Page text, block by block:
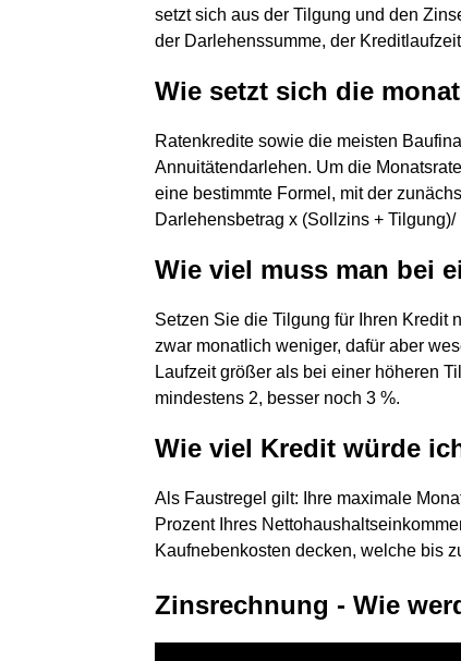
setzt sich aus der Tilgung und den
der Darlehenssumme, der
Wie setzt sich die
Ratenkredite sowie die meisten
Annuitätendarlehen. Um die
eine bestimmte Formel, mit der
Darlehensbetrag x (Sollzins +
Wie viel muss man bei
Setzen Sie die Tilgung für Ihren Kredit
zwar monatlich weniger, dafür aber
Laufzeit größer als bei einer höheren
mindestens 2, besser noch 3 %.
Wie viel Kredit würde
Als Faustregel gilt: Ihre maximale
Prozent Ihres
Kaufnebenkosten decken, welche bis
Zinsrechnung - Wie